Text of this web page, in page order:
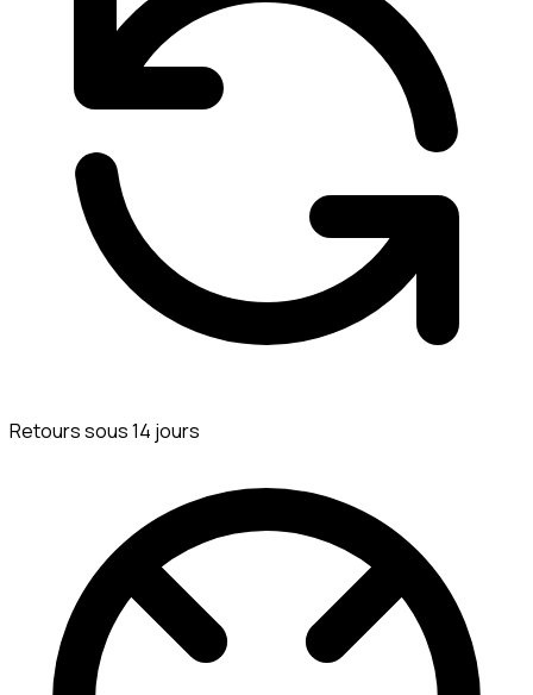
Retours sous 14 jours